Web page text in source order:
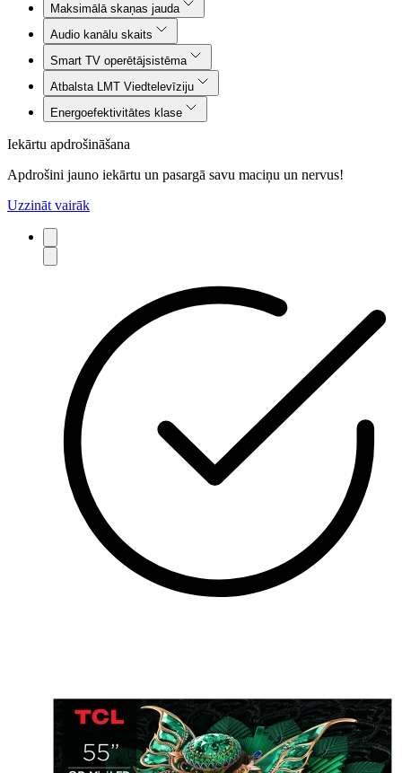
Maksimālā skaņas jauda
Audio kanālu skaits
Smart TV operētājsistēma
Atbalsta LMT Viedtelevīziju
Energoefektivitātes klase
Iekārtu apdrošināšana
Apdrošini jauno iekārtu un pasargā savu maciņu un nervus!
Uzzināt vairāk